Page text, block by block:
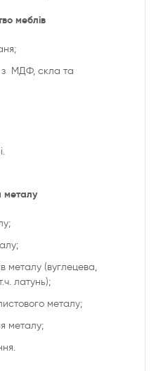
меблів
з МДФ, скла та
металу
металу (вуглецева,
латунь);
металу;
металу;